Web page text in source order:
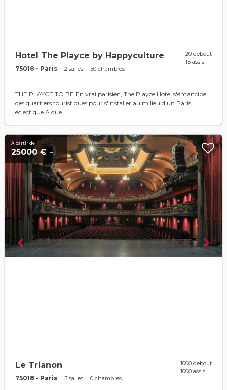
Hotel The Playce by Happyculture
75018 - Paris 2 salles 50 chambres
20 debout
15 assis
THE PLAYCE TO BE En vrai parisien, The Playce Hotel s'émancipe
des quartiers touristiques pour s'installer au milieu d'un Paris
éclectique.A que...
À partir de
25000 € H.T
Le Trianon
75018 - Paris 3 salles 0 chambres
1000 debout
1000 assis